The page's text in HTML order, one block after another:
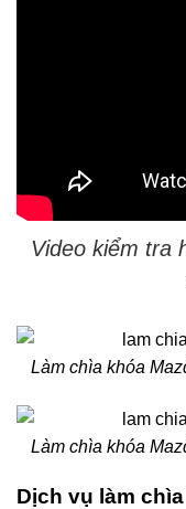
Video kiểm tra
Làm chìa khóa
Làm chìa khóa
Dịch vụ làm